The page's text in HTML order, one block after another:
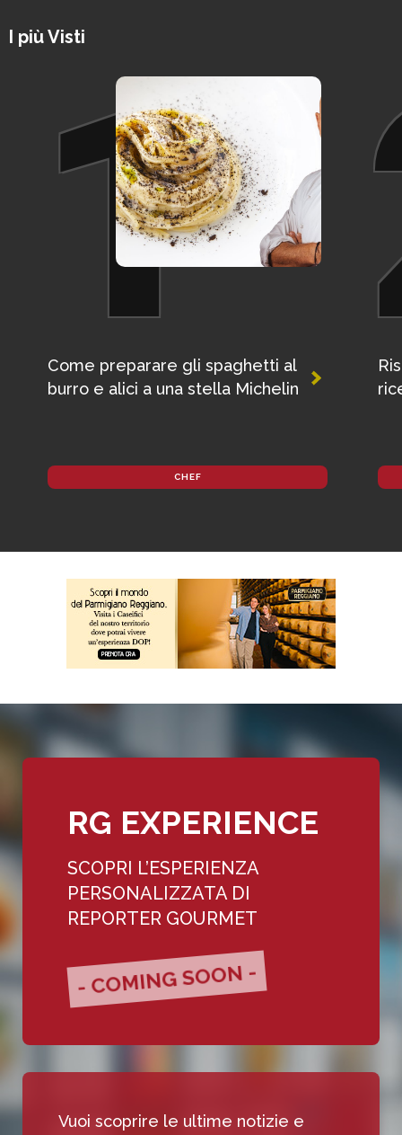
I più Visti1
Come preparare gli spaghetti al
burro e alici a una stella Michelin
CHEF
RG EXPERIENCE
SCOPRI L’ESPERIENZA
PERSONALIZZATA DI
REPORTER GOURMET
- COMING SOON -
Vuoi scoprire le ultime notizie e